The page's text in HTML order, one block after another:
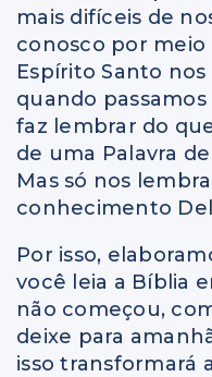
mais difíceis de
conosco por meio
Espírito Santo
quando
faz lembrar do
de uma Palavra
Mas só nos
conhecimento
Por isso,
você leia a Bíblia
não começou,
deixe para
isso transformará